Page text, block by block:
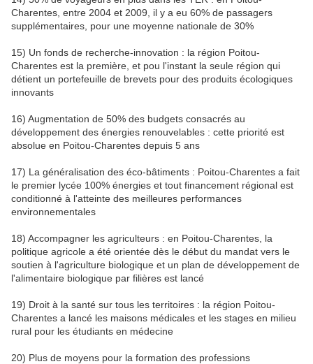
Charentes, entre 2004 et 2009, il y a eu 60% de passagers
supplémentaires, pour une moyenne nationale de 30%
15) Un fonds de recherche-innovation : la région Poitou-
Charentes est la première, et pou l'instant la seule région qui
détient un portefeuille de brevets pour des produits écologiques
innovants
16) Augmentation de 50% des budgets consacrés au
développement des énergies renouvelables : cette priorité est
absolue en Poitou-Charentes depuis 5 ans
17) La généralisation des éco-bâtiments : Poitou-Charentes a fait
le premier lycée 100% énergies et tout financement régional est
conditionné à l'atteinte des meilleures performances
environnementales
18) Accompagner les agriculteurs : en Poitou-Charentes, la
politique agricole a été orientée dès le début du mandat vers le
soutien à l'agriculture biologique et un plan de développement de
l'alimentaire biologique par filières est lancé
19) Droit à la santé sur tous les territoires : la région Poitou-
Charentes a lancé les maisons médicales et les stages en milieu
rural pour les étudiants en médecine
20) Plus de moyens pour la formation des professions